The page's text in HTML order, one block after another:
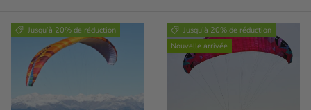
Jusqu’à 20% de réduction
Jusqu’à 20% de réduction
Nouvelle arrivée